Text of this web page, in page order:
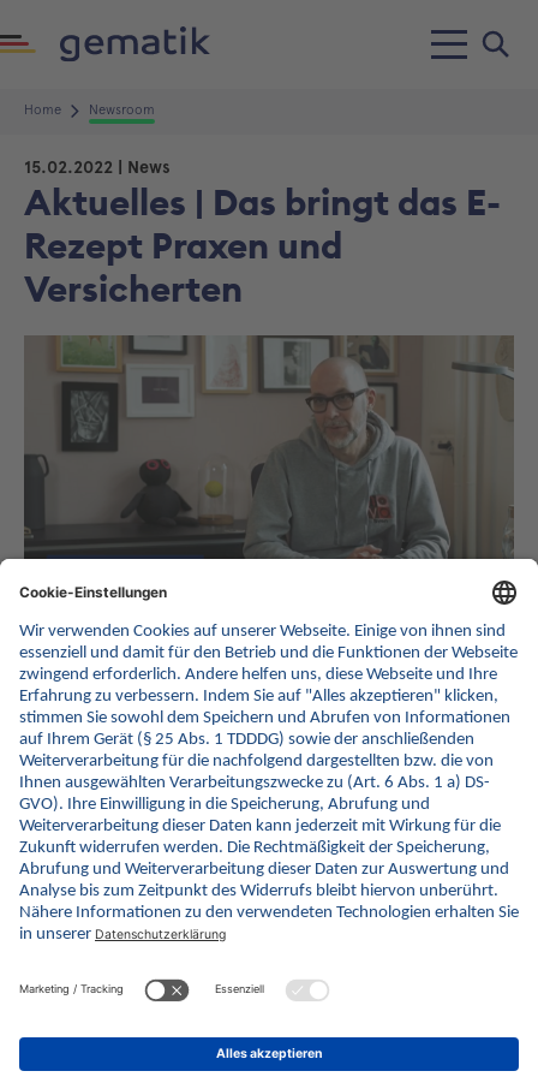
Home Newsroom
15.02.2022 | News
Aktuelles | Das bringt das E-
Rezept Praxen und
Versicherten
Wie profitieren Arztpraxen, aber auch Patientinnen und
Patienten vom E-Rezept? Der Berliner Allgemeinarzt Dr. med.
Sven Schellberg nimmt derzeit an der Testphase zum E-Rezept
teil und berichtet im Video über seine bisherigen Erfahrungen.
In knapp 1,5 Minuten zeigt er, auf welche Vorteile des E-
Rezepts sich Mitarbeitende in Arztpraxen und auch Versicherte
freuen können.
Hier geht es zum Video.
zurück